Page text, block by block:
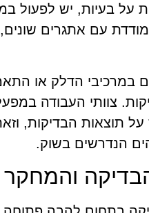
על בעיות, יש לפעול
עם אתגרים שונים,
במרכיבי הדלק או
צוותי העבודה
על תוצאות הבדיקות,
הנדרשים בשוק.
והמחקר